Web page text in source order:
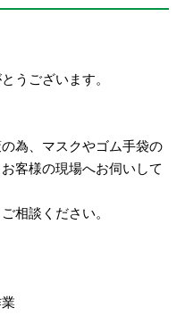
うございます。
為、マスクやゴム手袋の
客様の現場へお伺いして
相談ください。